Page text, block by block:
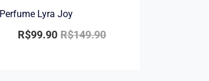
Perfume Lyra Joy
R$149.90
R$99.90